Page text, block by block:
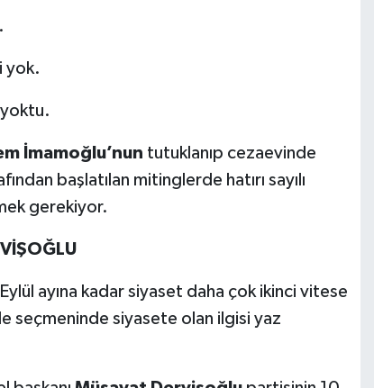
yok.
yoktu.
İmamoğlu’nun tutuklanıp cezaevinde
başlatılan mitinglerde hatırı sayılı
gerekiyor.
ayına kadar siyaset daha çok ikinci vitese
seçmeninde siyasete olan ilgisi yaz